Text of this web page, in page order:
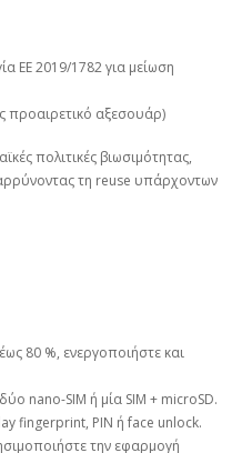
ΕΕ 2019/1782 για μείωση
προαιρετικό αξεσουάρ)
πολιτικές βιωσιμότητας,
τη reuse υπάρχοντων
80 %, ενεργοποιήστε και
nano-SIM ή μία SIM + microSD.
fingerprint, PIN ή face unlock.
την εφαρμογή